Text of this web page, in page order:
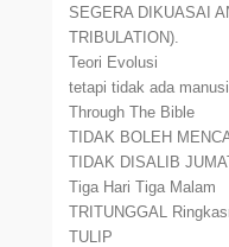
SEGERA DIKUASAI
TRIBULATION).
Teori Evolusi
tetapi tidak ada
Through The Bible
TIDAK BOLEH
TIDAK DISALIB
Tiga Hari Tiga Malam
TRITUNGGAL
TULIP